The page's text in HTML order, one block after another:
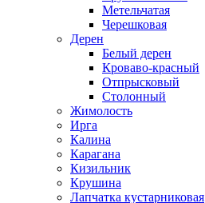
Метельчатая
Черешковая
Дерен
Белый дерен
Кроваво-красный
Отпрысковый
Столонный
Жимолость
Ирга
Калина
Карагана
Кизильник
Крушина
Лапчатка кустарниковая